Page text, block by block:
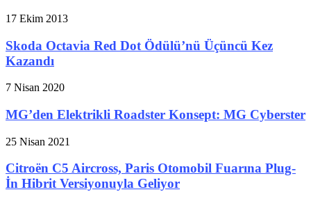
17 Ekim 2013
Skoda Octavia Red Dot Ödülü’nü Üçüncü Kez
Kazandı
7 Nisan 2020
MG’den Elektrikli Roadster Konsept: MG Cyberster
25 Nisan 2021
Citroën C5 Aircross, Paris Otomobil Fuarına Plug-
İn Hibrit Versiyonuyla Geliyor